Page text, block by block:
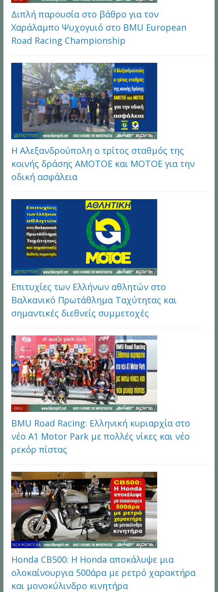
Διπλή παρουσία στο βάθρο για τον
Χαράλαμπο Ψυχογυιό στο BMU European
Road Racing Championship
Η Αλεξανδρούπολη ο τρίτος σταθμός της
κοινής δράσης ΑΜΟΤΟΕ και ΜΟΤΟΕ για την
οδική ασφάλεια
Επιτυχίες των Ελλήνων αθλητών στο
Βαλκανικό Πρωτάθλημα Ταχύτητας και
σημαντικές διεθνείς συμμετοχές
BMU Road Racing: Ελληνική κυριαρχία στο
νέο A1 Motor Park με πολλές νίκες και νέο
ρεκόρ πίστας
Honda CB500: Η Honda αποκάλυψε μια
ολοκαίνουργια 500άρα με ρετρό χαρακτήρα
και μονοκύλινδρο κινητήρα